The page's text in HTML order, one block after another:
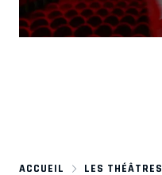
ACCUEIL
LES THÉÂTRES